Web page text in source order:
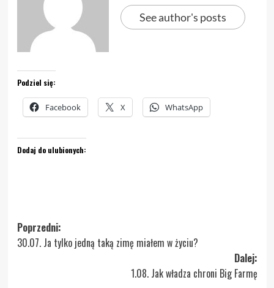
See author's posts
Podziel się:
Facebook X WhatsApp
Dodaj do ulubionych:
Zobacz
wpisy
Poprzedni:
30.07. Ja tylko jedną taką zimę miałem w życiu?
Dalej:
1.08. Jak władza chroni Big Farmę